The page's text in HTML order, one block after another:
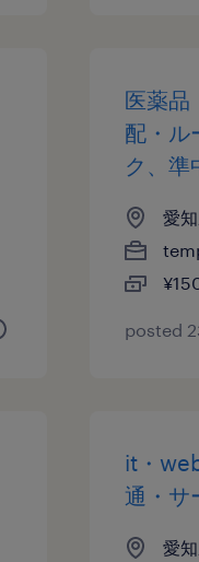
医薬品
配・ル
ク、準
愛
posted
it・
通・サ
愛